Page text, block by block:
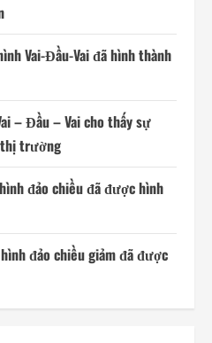
Vai-Đầu-Vai đã hình thành
– Đầu – Vai cho thấy sự
trường
đảo chiều đã được hình
hình đảo chiều giảm đã được